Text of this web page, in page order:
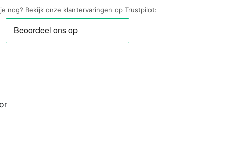
nog? Bekijk onze klantervaringen op Trustpilot: